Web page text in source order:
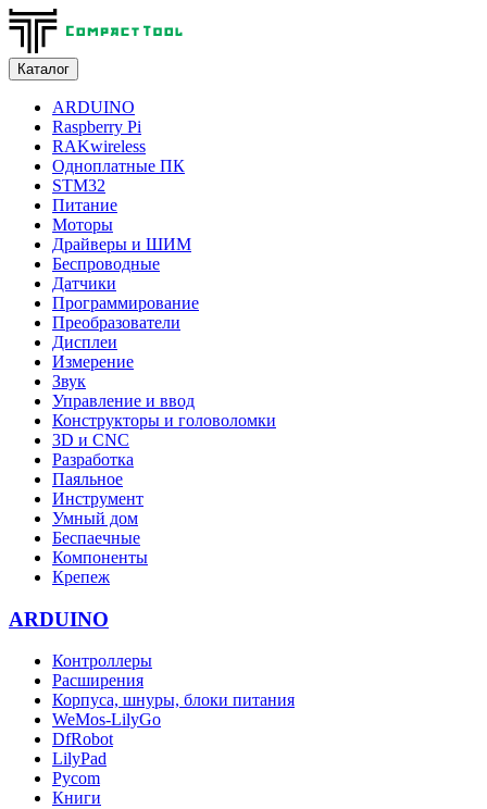
Каталог
ARDUINO
Raspberry Pi
RAKwireless
Одноплатные ПК
STM32
Питание
Моторы
Драйверы и ШИМ
Беспроводные
Датчики
Программирование
Преобразователи
Дисплеи
Измерение
Звук
Управление и ввод
Конструкторы и головоломки
3D и CNC
Разработка
Паяльное
Инструмент
Умный дом
Беспаечные
Компоненты
Крепеж
ARDUINO
Контроллеры
Расширения
Корпуса, шнуры, блоки питания
WeMos-LilyGo
DfRobot
LilyPad
Pycom
Книги